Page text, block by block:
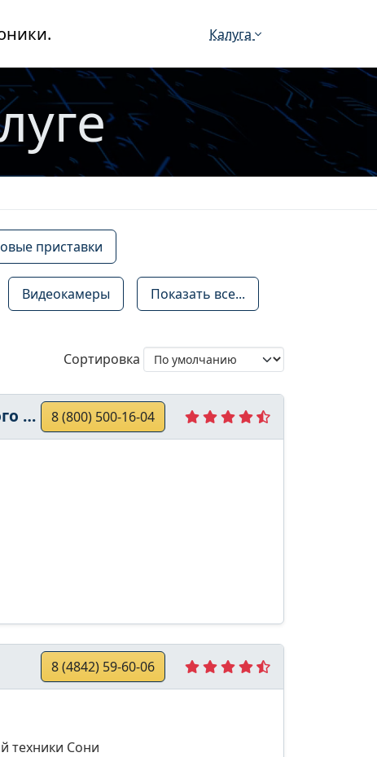
Калуга
приставки
Видеокамеры Показать все...
Сортировка
8 (800) 500-16-04
8 (4842) 59-60-06
техники Сони